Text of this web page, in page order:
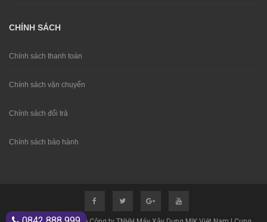
CHÍNH SÁCH
Chính sách thanh toán
Chính sách vận chuyển
Chính sách đổi trả
Chính sách bảo hành